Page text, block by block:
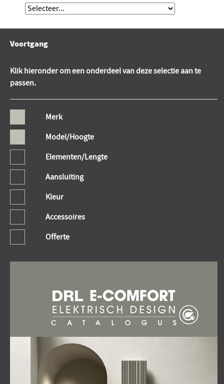
Voortgang
Klik hieronder om een onderdeel van deze selectie aan te
passen.
Merk
Model/Hoogte
Elementen/Lengte
Aansluiting
Kleur
Accessoires
Offerte